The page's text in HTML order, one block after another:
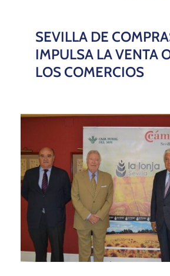
SEVILLA DE
IMPULSA LA VENTA
LOS COMERCIOS